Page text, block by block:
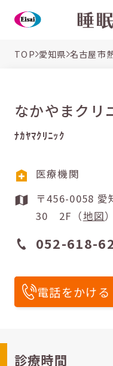
TOP 愛知県 名古屋市
なかやまクリ
ﾅｶﾔﾏｸﾘﾆｯｸ
医療機関
〒456-0058 愛知県名古屋市熱田区六番2-1-
30 2F（地図）
052-618-
電話をかける
診療時間